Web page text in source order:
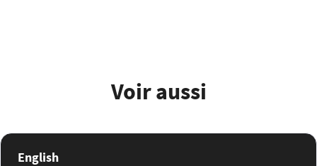
Voir aussi
English